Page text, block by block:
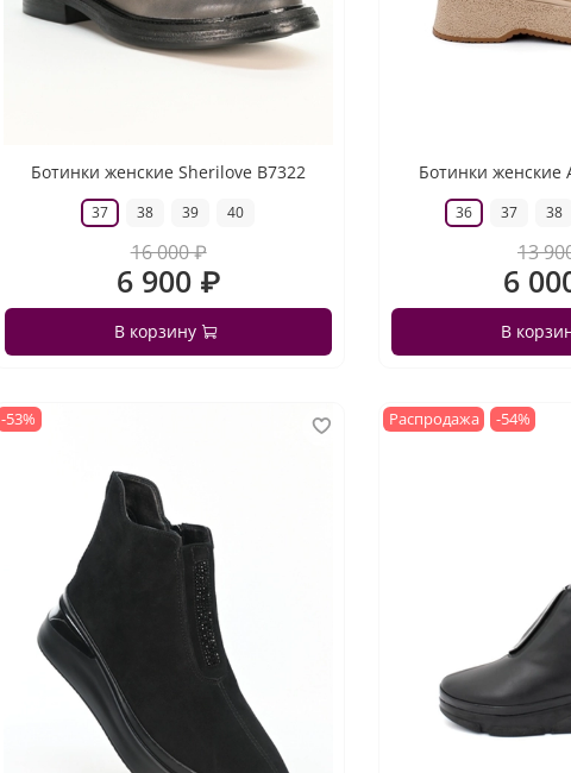
Ботинки женские Sherilove B7322
37 38 39 40
16 000 ₽
6 900 ₽
В корзину
Ботинки женские
36 37 38
13
6
В
-53% Распродажа -54%